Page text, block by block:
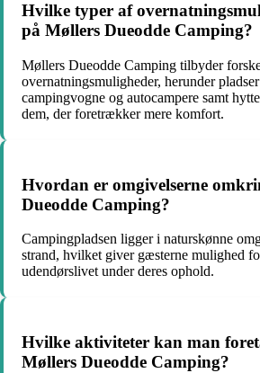
Hvilke typer af
på Møllers Dueodde Camping?
Møllers Dueodde Camping tilbyder
overnatningsmuligheder, herunder
campingvogne og autocampere samt
dem, der foretrækker mere komfort.
Hvordan er omgivelserne
Dueodde Camping?
Campingpladsen ligger i naturskønne
strand, hvilket giver gæsterne mulighed
udendørslivet under deres ophold.
Hvilke aktiviteter kan man
Møllers Dueodde Camping?